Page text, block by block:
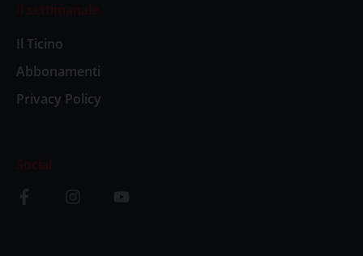
Il settimanale
Il Ticino
Abbonamenti
Privacy Policy
Social